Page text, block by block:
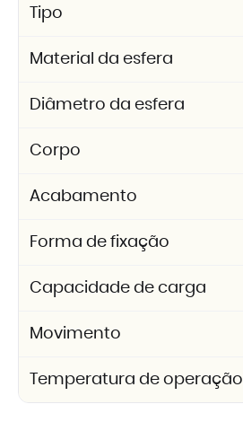
Tipo
Material da esfera
Diâmetro da esfera
Corpo
Acabamento
Forma de fixação
Capacidade de carga
Movimento
Temperatura de operação